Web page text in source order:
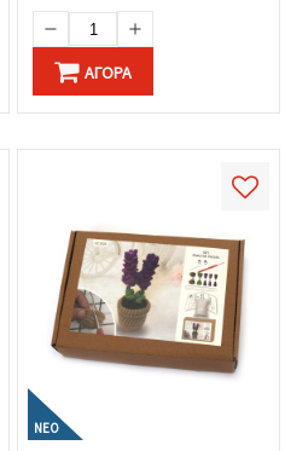
Ρομαντική Διακόσμηση
DIY
ΑΓΟΡΆ
ΝΈΟ